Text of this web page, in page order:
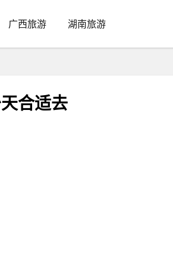
广西旅游 湖南旅游
合适去